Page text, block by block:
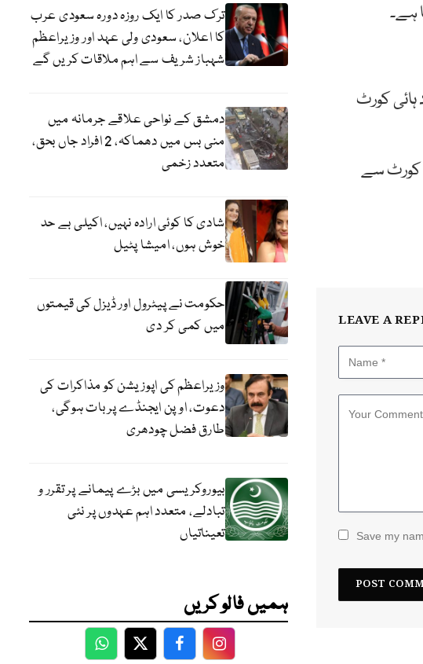
ہے۔
کورٹ
کورٹ سے
LEAVE A
Save my
ترک صدر کا ایک روزہ دورہ سعودی عرب
کا اعلان، سعودی ولی عہد اور وزیراعظم
شہباز شریف سے اہم ملاقات کریں گے
دمشق کے نواحی علاقے جرمانہ میں
منی بس میں دھماکہ، 2 افراد جاں بحق،
متعدد زخمی
شادی کا کوئی ارادہ نہیں، اکیلی بے حد
خوش ہوں، امیشا پٹیل
حکومت نے پیٹرول اور ڈیزل کی قیمتوں
میں کمی کر دی
وزیراعظم کی اپوزیشن کو مذاکرات کی
دعوت، اوپن ایجنڈے پر بات ہوگی،
طارق فضل چودھری
بیوروکریسی میں بڑے پیمانے پر تقرر و
تبادلے، متعدد اہم عہدوں پر نئی
تعیناتیاں
ہمیں فالو کریں
WhatsApp
TwitterFacebookFacebook